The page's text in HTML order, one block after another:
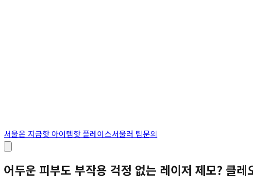
서울은 지금핫 아이템핫 플레이스서울러 팁문의
어두운 피부도 부작용 걱정 없는 레이저 제모? 클